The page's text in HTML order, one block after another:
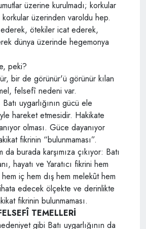
üzerine kurulmadı; korkular
üzerinden varoldu hep.
ötekiler icat ederek,
dünya üzerinde hegemonya
peki?
bir de görünür'ü görünür kılan
felsefî nedeni var.
uygarlığının gücü ele
hareket etmesidir. Hakikate
olması. Güce dayanıyor
fikrinin “bulunmaması”.
burada karşımıza çıkıyor: Batı
hayatı ve Yaratıcı fikrini hem
iç hem dış hem melekût hem
edecek ölçekte ve derinlikte
fikrinin bulunmaması.
TEMELLERİ
gibi Batı uygarlığının da